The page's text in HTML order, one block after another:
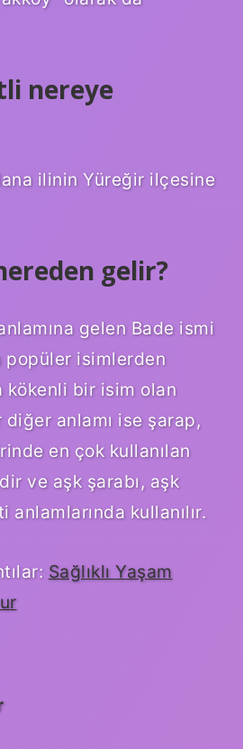
nereye
ilinin Yüreğir ilçesine
gelir?
gelen Bade ismi
popüler isimlerden
kökenli bir isim olan
anlamı ise şarap,
en çok kullanılan
ve aşk şarabı, aşk
kullanılır.
Sağlıklı Yaşam